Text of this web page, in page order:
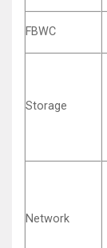
FBWC
Storage
Network